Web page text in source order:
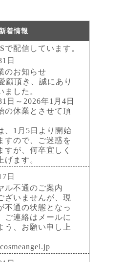
新着情報
で配信しています。
日
のお知らせ
顧頂き、誠にあり
ました。
日～2026年1月4日
の休業とさせて頂
、1月5日より開始
すので、ご迷惑を
すが、何卒宜しく
げます。
日
ル不通のご案内
ざいませんが、現
不通の状態となっ
ご連絡はメールに
う、お願い申し上